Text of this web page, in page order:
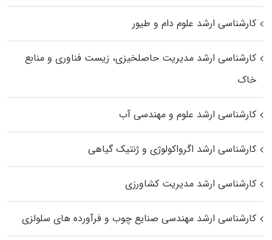
کارشناسی ارشد علوم دام و طیور
کارشناسی ارشد مدیریت حاصلخیزی، زیست فناوری و منابع
خاک
کارشناسی ارشد علوم و مهندسی آب
کارشناسی ارشد اگرواکولوژی و ژنتیک گیاهی
کارشناسی ارشد مدیریت کشاورزی
کارشناسی ارشد مهندسی صنایع چوب و فرآورده‌ های سلولزی